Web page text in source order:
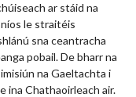
ar stáid na
le straitéis
sna ceantracha
pobail. De bharr na
na Gaeltachta i
ina Chathaoirleach air.